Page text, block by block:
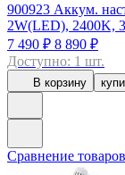
900923 Аккум.
2W(LED), 2400K,
7 490 ₽ 8 890 ₽
Доступно: 1 шт.
В корзину
Сравнение товаров